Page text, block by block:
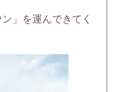
」を運んできてく